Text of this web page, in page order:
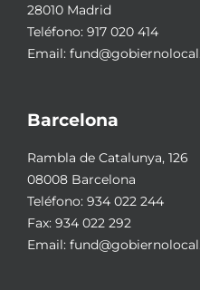
28010 Madrid
Teléfono: 917 020 414
Email:
Barcelona
Rambla de Catalunya, 126
08008 Barcelona
Teléfono: 934 022 244
Fax: 934 022 292
Email: